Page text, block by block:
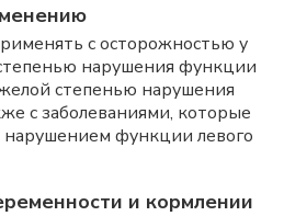
с осторожностью у
нарушения функции
степенью нарушения
с заболеваниями, которые
нарушением функции левого
и кормлении